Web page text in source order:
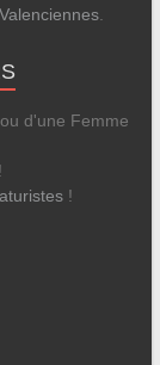
Valenciennes.
ou d'une Femme
!